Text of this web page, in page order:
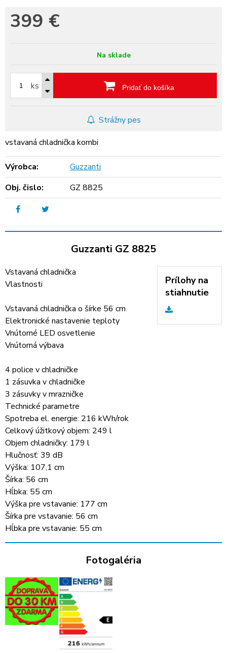
399 €
Na sklade
ks Pridať do košíka
Strážny pes
vstavaná chladnička kombi
Výrobca:
Guzzanti
Obj. čislo:
GZ 8825
Guzzanti GZ 8825
Prílohy na
stiahnutie
Vstavaná chladnička
Vlastnosti
Vstavaná chladnička o šírke 56 cm
Elektronické nastavenie teploty
Vnútorné LED osvetlenie
Vnútorná výbava
4 police v chladničke
1 zásuvka v chladničke
3 zásuvky v mrazničke
Technické parametre
Spotreba el. energie: 216 kWh/rok
Celkový úžitkový objem: 249 l
Objem chladničky: 179 l
Hlučnosť: 39 dB
Výška: 107,1 cm
Šírka: 56 cm
Hĺbka: 55 cm
Výška pre vstavanie: 177 cm
Šírka pre vstavanie: 56 cm
Hĺbka pre vstavanie: 55 cm
Fotogaléria